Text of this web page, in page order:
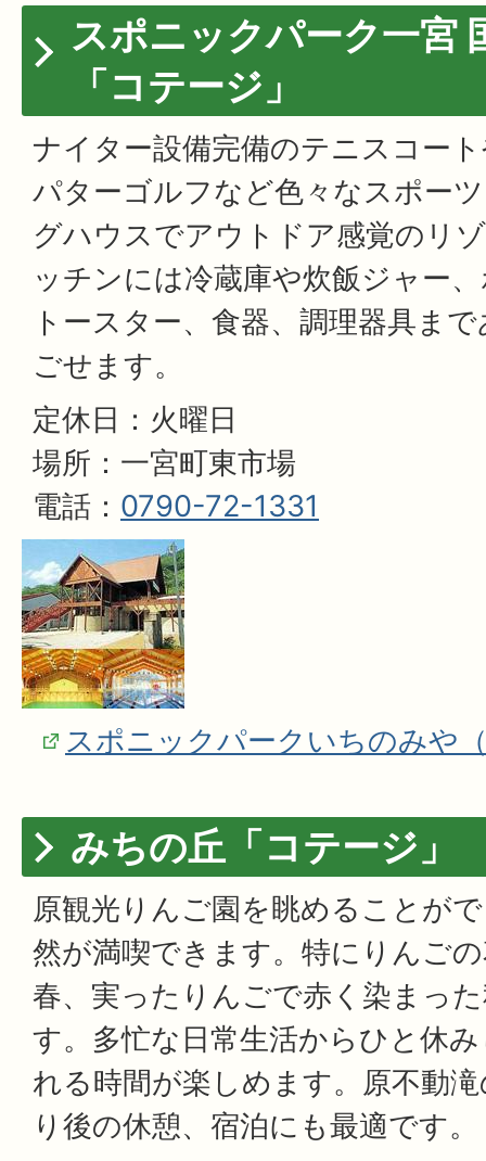
スポニックパーク一宮
「コテージ」
ナイター設備完備のテニスコー
パターゴルフなど色々なスポー
グハウスでアウトドア感覚のリ
ッチンには冷蔵庫や炊飯ジャー
トースター、食器、調理器具ま
ごせます。
定休日：火曜日
場所：一宮町東市場
電話： 0790-72-1331
スポニックパークいちのみや
みちの丘「コテージ」
原観光りんご園を眺めることが
然が満喫できます。特にりんご
春、実ったりんごで赤く染まっ
す。多忙な日常生活からひと休
れる時間が楽しめます。原不動
り後の休憩、宿泊にも最適です。